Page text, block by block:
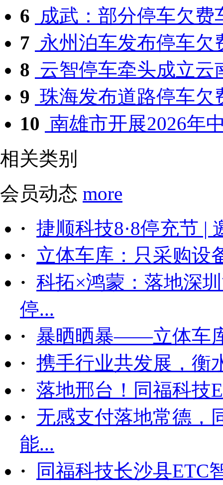
6 成武：部分停车欠费
7 永州泊车发布停车欠
8 云智停车牵头成立云
9 珠海发布道路停车欠
10 南雄市开展2026年
相关类别
会员动态 more
· 捷顺科技8·8停充节 |
· 立体车库：只采购设
· 科拓×鸿蒙：落地深
停...
· 暴晒晒暴——立体车
· 携手行业共发展，衡
· 落地邢台！同福科技
· 无感支付落地常德，
能...
·
同福科技长沙县ETC